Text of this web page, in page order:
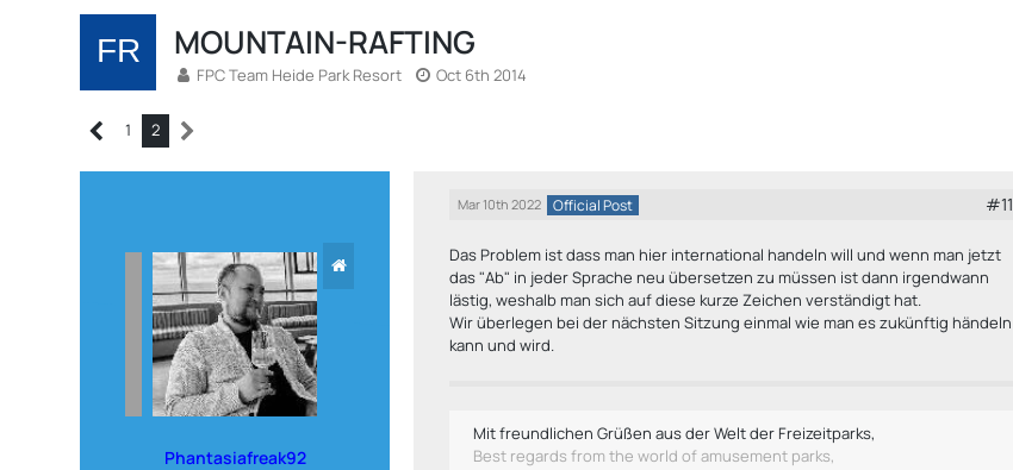
MOUNTAIN-RAFTING
FPC Team Heide Park Resort Oct 6th 2014
1 2
Phantasiafreak92
Mar 10th 2022 Official Post #11
Das Problem ist dass man hier international handeln will und wenn man jetzt
das "Ab" in jeder Sprache neu übersetzen zu müssen ist dann irgendwann
lästig, weshalb man sich auf diese kurze Zeichen verständigt hat.
Wir überlegen bei der nächsten Sitzung einmal wie man es zukünftig händeln
kann und wird.
Mit freundlichen Grüßen aus der Welt der Freizeitparks,
Best regards from the world of amusement parks,